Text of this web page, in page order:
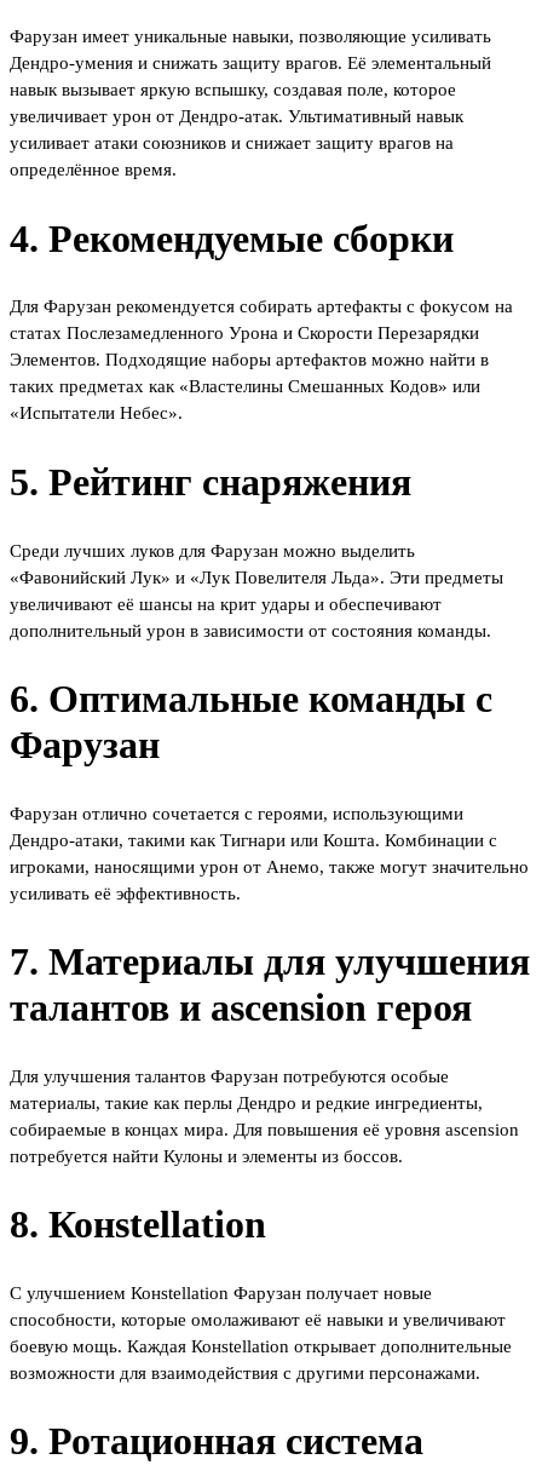
Фарузан имеет уникальные навыки, позволяющие усиливать
Дендро-умения и снижать защиту врагов. Её элементальный
навык вызывает яркую вспышку, создавая поле, которое
увеличивает урон от Дендро-атак. Ультимативный навык
усиливает атаки союзников и снижает защиту врагов на
определённое время.
4. Рекомендуемые сборки
Для Фарузан рекомендуется собирать артефакты с фокусом на
статах Послезамедленного Урона и Скорости Перезарядки
Элементов. Подходящие наборы артефактов можно найти в
таких предметах как «Властелины Смешанных Кодов» или
«Испытатели Небес».
5. Рейтинг снаряжения
Среди лучших луков для Фарузан можно выделить
«Фавонийский Лук» и «Лук Повелителя Льда». Эти предметы
увеличивают её шансы на крит удары и обеспечивают
дополнительный урон в зависимости от состояния команды.
6. Оптимальные команды с
Фарузан
Фарузан отлично сочетается с героями, использующими
Дендро-атаки, такими как Тигнари или Кошта. Комбинации с
игроками, наносящими урон от Анемо, также могут значительно
усиливать её эффективность.
7. Материалы для улучшения
талантов и ascension героя
Для улучшения талантов Фарузан потребуются особые
материалы, такие как перлы Дендро и редкие ингредиенты,
собираемые в концах мира. Для повышения её уровня ascension
потребуется найти Кулоны и элементы из боссов.
8. Конstellation
С улучшением Конstellation Фарузан получает новые
способности, которые омолаживают её навыки и увеличивают
боевую мощь. Каждая Конstellation открывает дополнительные
возможности для взаимодействия с другими персонажами.
9. Ротационная система